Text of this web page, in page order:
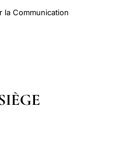
Communication